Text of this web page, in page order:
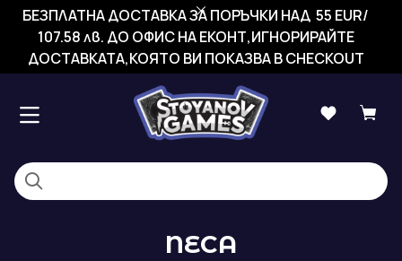
БЕЗПЛАТНА ДОСТАВКА ЗА ПОРЪЧКИ НАД 55 EUR/
107.58 лв. ДО ОФИС НА ЕКОНТ,ИГНОРИРАЙТЕ
ДОСТАВКАТА,КОЯТО ВИ ПОКАЗВА В CHECKOUT
NECA